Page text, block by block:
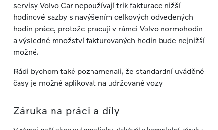
servisy Volvo Car nepoužívají trik fakturace nižší
hodinové sazby s navýšením celkových odvedených
hodin práce, protože pracují v rámci Volvo normohodin
a výsledné množství fakturovaných hodin bude nejnižší
možné.
Rádi bychom také poznamenali, že standardní uváděné
časy je možné aplikovat na udržované vozy.
Záruka na práci a díly